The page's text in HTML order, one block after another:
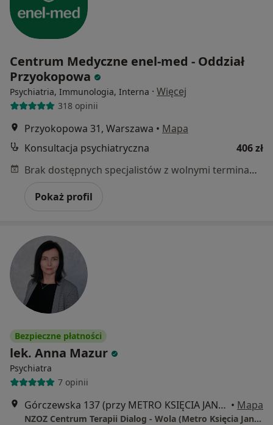
Centrum Medyczne enel-med - Oddział
Przyokopowa
Psychiatria, Immunologia, Interna · Więcej
318 opinii
Przyokopowa 31, Warszawa • Mapa
Konsultacja psychiatryczna
406 zł
Brak dostępnych specjalistów z wolnymi terminami w tym centrum medycznym.
Pokaż profil
Bezpieczne płatności
lek. Anna Mazur
Psychiatra
7 opinii
Górczewska 137 (przy METRO KSIĘCIA JANUSZA), Warszawa • Mapa
NZOZ Centrum Terapii Dialog - Wola (Metro Księcia Janusza)